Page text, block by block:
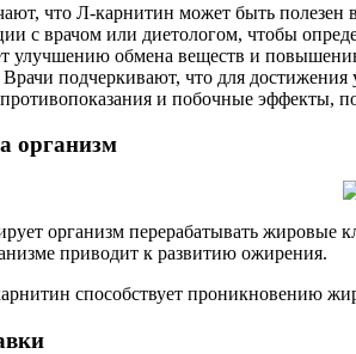
что Л-карнитин может быть
с врачом или диетологом, чтобы
улучшению обмена веществ и
Врачи подчеркивают, что для
и побочные эффекты,
организм
организм перерабатывать жировые
приводит к развитию ожирения.
способствует проникновению